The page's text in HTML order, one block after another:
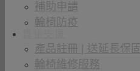
補助申請
輪椅防疫
產品註冊 | 送延長保固
輪椅維修服務